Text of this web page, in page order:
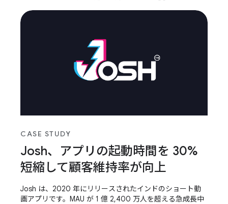
CASE STUDY
Josh、アプリの起動時間を 30%
短縮して顧客維持率が向上
Josh は、2020 年にリリースされたインドのショート動
画アプリです。MAU が 1 億 2,400 万人を超える急成長中